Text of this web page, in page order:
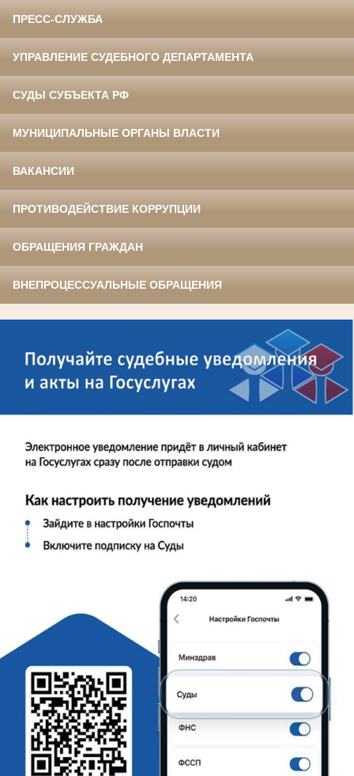
ПРЕСС-СЛУЖБА
УПРАВЛЕНИЕ СУДЕБНОГО ДЕПАРТАМЕНТА
СУДЫ СУБЪЕКТА РФ
МУНИЦИПАЛЬНЫЕ ОРГАНЫ ВЛАСТИ
ВАКАНСИИ
ПРОТИВОДЕЙСТВИЕ КОРРУПЦИИ
ОБРАЩЕНИЯ ГРАЖДАН
ВНЕПРОЦЕССУАЛЬНЫЕ ОБРАЩЕНИЯ